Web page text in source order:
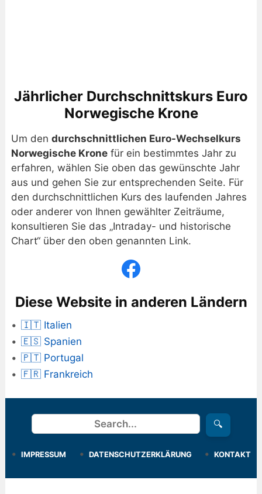
Jährlicher Durchschnittskurs Euro
Norwegische Krone
Um den durchschnittlichen Euro-Wechselkurs
Norwegische Kronefür ein bestimmtes Jahr zu
erfahren, wählen Sie oben das gewünschte Jahr
aus und gehen Sie zur entsprechenden Seite. Für
den durchschnittlichen Kurs des laufenden Jahres
oder anderer von Ihnen gewählter Zeiträume,
konsultieren Sie das „Intraday- und historische
Chart“ über den oben genannten Link.
Diese Website in anderen Ländern
🇮🇹 Italien
🇪🇸 Spanien
🇵🇹 Portugal
🇫🇷 Frankreich
Suchen 🔍
IMPRESSUM DATENSCHUTZERKLÄRUNG KONTAKT